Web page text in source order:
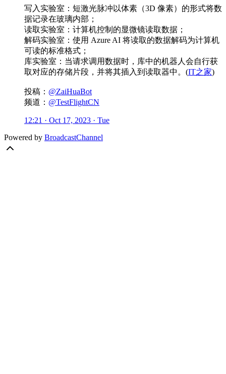
写入实验室：短激光脉冲以体素（3D 像素）的形式将数
据记录在玻璃内部；
读取实验室：计算机控制的显微镜读取数据；
解码实验室：使用 Azure AI 将读取的数据解码为计算机
可读的标准格式；
库实验室：当请求调用数据时，库中的机器人会自行获
取对应的存储片段，并将其插入到读取器中。(IT之家)
投稿： @ZaiHuaBot
频道： @TestFlightCN
12:21 · Oct 17, 2023 · Tue
Powered by BroadcastChannel